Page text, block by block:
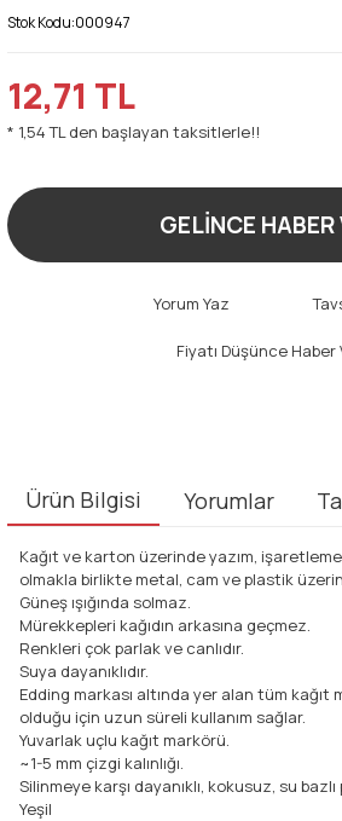
Stok Kodu:000947
12,71 TL
* 1,54 TL den başlayan taksitlerle!!
GELİNCE HABER
Yorum Yaz
Fiyatı Düşünce Haber
Ürün Bilgisi Yorumlar
Kağıt ve karton üzerinde yazım,
olmakla birlikte metal, cam ve plastik
Güneş ışığında solmaz.
Mürekkepleri kağıdın arkasına geçmez.
Renkleri çok parlak ve canlıdır.
Suya dayanıklıdır.
Edding markası altında yer alan tüm
olduğu için uzun süreli kullanım sağlar.
Yuvarlak uçlu kağıt markörü.
~1-5 mm çizgi kalınlığı.
Silinmeye karşı dayanıklı, kokusuz, su
Yeşil